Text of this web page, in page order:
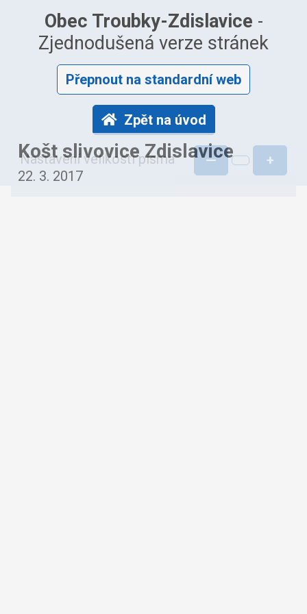
Obec Troubky-Zdislavice -
Zjednodušená verze stránek
Přepnout na standardní web
Zpět na úvod
Nastavení velikosti písma — +
Košt slivovice Zdislavice
22. 3. 2017